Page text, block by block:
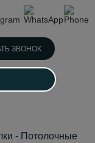
ЗВОНОК
- Потолочные